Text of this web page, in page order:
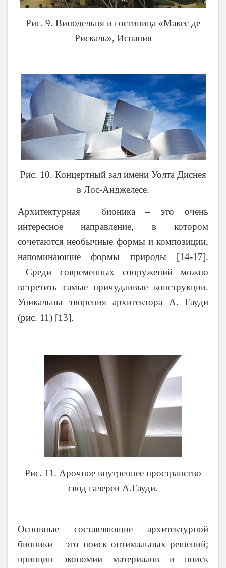
Рис. 9. Винодельня и гостиница «Макес де
Рискаль», Испания
Рис. 10. Концертный зал имени Уолта Диснея
в Лос-Анджелесе.
Архитектурная бионика – это очень
интересное направление, в котором
сочетаются необычные формы и композиции,
напоминающие формы природы [14-17].
Среди современных сооружений можно
встретить самые причудливые конструкции.
Уникальны творения архитектора А. Гауди
(рис. 11) [13].
Рис. 11. Арочное внутреннее пространство
свод галереи А.Гауди.
Основные составляющие архитектурной
бионики – это поиск оптимальных решений;
принцип экономии материалов и поиск